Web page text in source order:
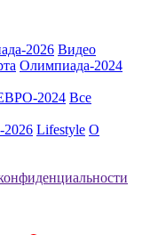
2026 Видео
Олимпиада-2024
2024 Все
Lifestyle О